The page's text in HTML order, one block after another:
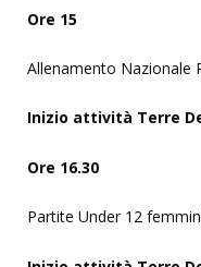
Ore 15
Allenamento Nazionale
Inizio attività Terre
Ore 16.30
Partite Under 12